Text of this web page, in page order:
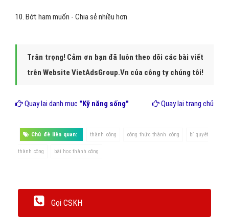
10. Bớt ham muốn - Chia sẻ nhiều hơn
Trân trọng! Cảm ơn bạn đã luôn theo dõi các bài viết
trên Website VietAdsGroup.Vn của công ty chúng tôi!
Quay lại danh mục "Kỹ năng sống" Quay lại trang chủ
Chủ đề liên quan: thành công công thức thành công bí quyết
thành công bài học thành công
Gọi CSKH